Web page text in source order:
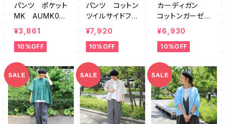
パンツ ポケット
MK AUMK00
21
¥3,861
10%OFF
パンツ コットン
ツイルサイドフリ
ル切替 SZ761
265
¥7,920
10%OFF
カーディガン
コットンガーゼ2
WAY切替ギャザ
ー SZ764202
¥6,930
10%OFF